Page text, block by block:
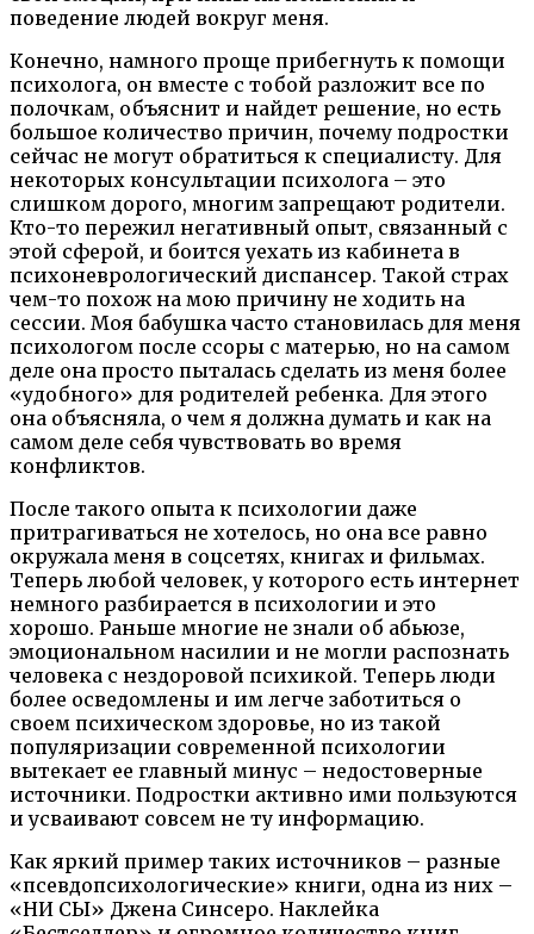
поведение людей вокруг меня.
Конечно, намного проще прибегнуть к помощи
психолога, он вместе с тобой разложит все по
полочкам, объяснит и найдет решение, но есть
большое количество причин, почему подростки
сейчас не могут обратиться к специалисту. Для
некоторых консультации психолога – это
слишком дорого, многим запрещают родители.
Кто-то пережил негативный опыт, связанный с
этой сферой, и боится уехать из кабинета в
психоневрологический диспансер. Такой страх
чем-то похож на мою причину не ходить на
сессии. Моя бабушка часто становилась для меня
психологом после ссоры с матерью, но на самом
деле она просто пыталась сделать из меня более
«удобного» для родителей ребенка. Для этого
она объясняла, о чем я должна думать и как на
самом деле себя чувствовать во время
конфликтов.
После такого опыта к психологии даже
притрагиваться не хотелось, но она все равно
окружала меня в соцсетях, книгах и фильмах.
Теперь любой человек, у которого есть интернет
немного разбирается в психологии и это
хорошо. Раньше многие не знали об абьюзе,
эмоциональном насилии и не могли распознать
человека с нездоровой психикой. Теперь люди
более осведомлены и им легче заботиться о
своем психическом здоровье, но из такой
популяризации современной психологии
вытекает ее главный минус – недостоверные
источники. Подростки активно ими пользуются
и усваивают совсем не ту информацию.
Как яркий пример таких источников – разные
«псевдопсихологические» книги, одна из них –
«НИ СЫ» Джена Синсеро. Наклейка